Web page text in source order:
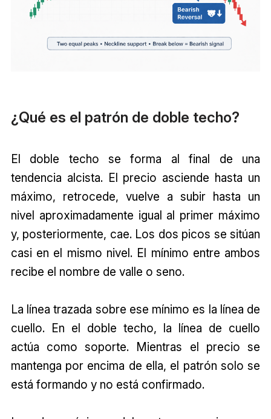
¿Qué es el patrón de doble techo?
El doble techo se forma al final de una
tendencia alcista. El precio asciende hasta un
máximo, retrocede, vuelve a subir hasta un
nivel aproximadamente igual al primer máximo
y, posteriormente, cae. Los dos picos se sitúan
casi en el mismo nivel. El mínimo entre ambos
recibe el nombre de valle o seno.
La línea trazada sobre ese mínimo es la línea de
cuello. En el doble techo, la línea de cuello
actúa como soporte. Mientras el precio se
mantenga por encima de ella, el patrón solo se
está formando y no está confirmado.